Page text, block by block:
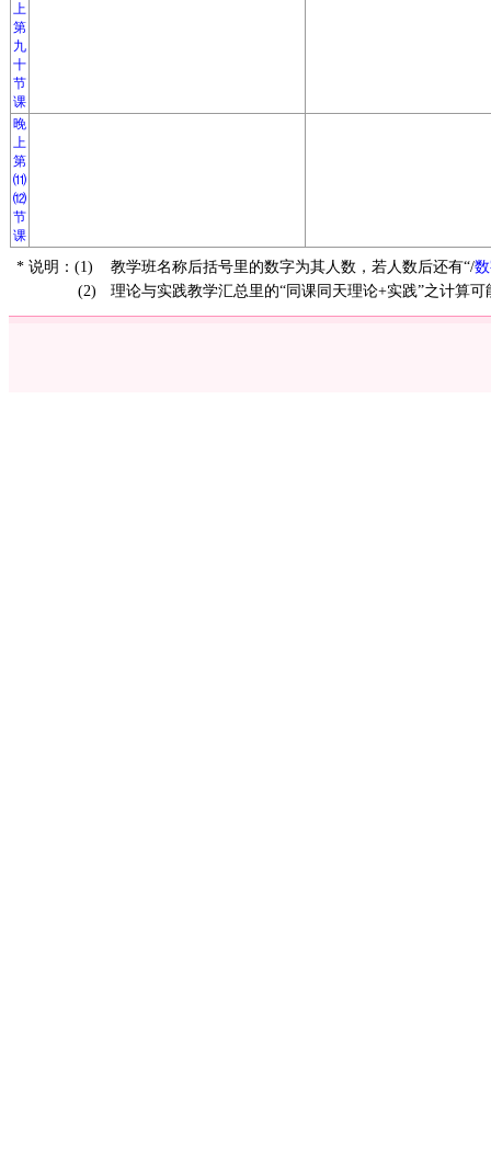
上
第
九
十
节
课
晚
上
第
⑾
⑿
节
课
* 说明：(1) 教学班名称后括号里的数字为其人数，若人数后还有“/
(2)
理论与实践教学汇总里的“同课同天理论+实践”之计算